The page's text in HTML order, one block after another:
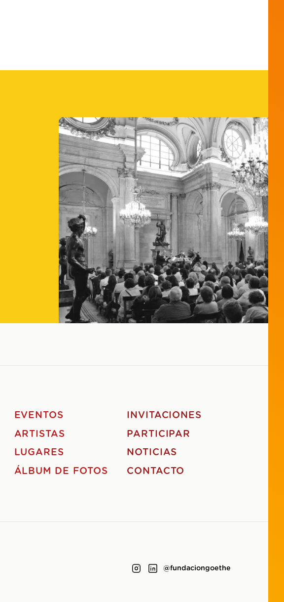
EVENTOS
ARTISTAS
LUGARES
ÁLBUM DE FOTOS
INVITACIONES
PARTICIPAR
NOTICIAS
CONTACTO
@fundaciongoethe